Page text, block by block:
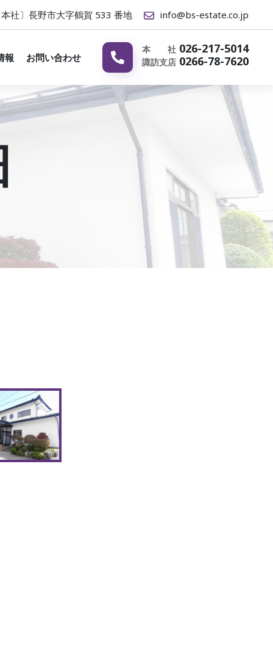
社〕長野市大字鶴賀 533 番地 info@bs-estate.co.jp
本 社 026-217-5014
諏訪支店 0266-78-7620
報 お問い合わせ